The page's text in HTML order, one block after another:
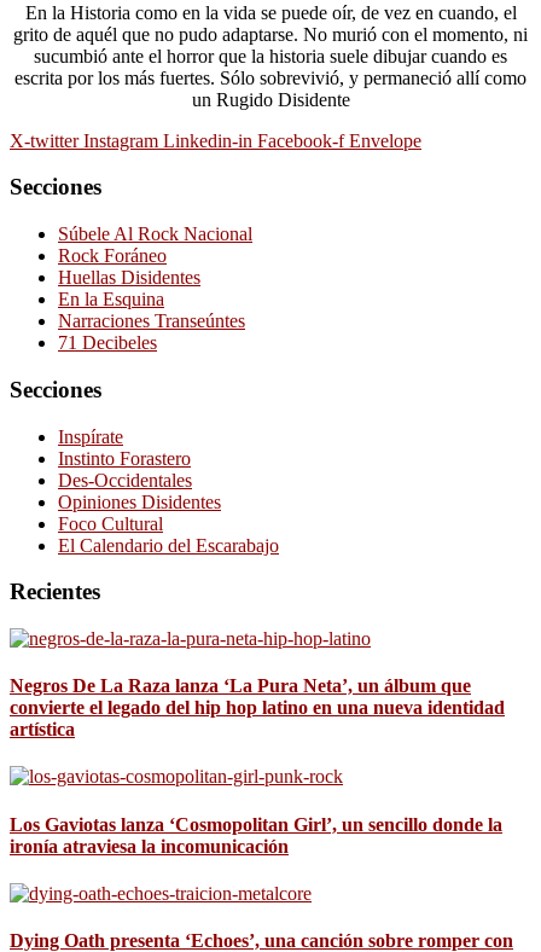
En la Historia como en la vida se puede oír, de vez en cuando, el
grito de aquél que no pudo adaptarse. No murió con el momento, ni
sucumbió ante el horror que la historia suele dibujar cuando es
escrita por los más fuertes. Sólo sobrevivió, y permaneció allí como
un Rugido Disidente
X-twitter Instagram Linkedin-in Facebook-f Envelope
Secciones
Súbele Al Rock Nacional
Rock Foráneo
Huellas Disidentes
En la Esquina
Narraciones Transeúntes
71 Decibeles
Secciones
Inspírate
Instinto Forastero
Des-Occidentales
Opiniones Disidentes
Foco Cultural
El Calendario del Escarabajo
Recientes
Negros De La Raza lanza ‘La Pura Neta’, un álbum que
convierte el legado del hip hop latino en una nueva identidad
artística
Los Gaviotas lanza ‘Cosmopolitan Girl’, un sencillo donde la
ironía atraviesa la incomunicación
Dying Oath presenta ‘Echoes’, una canción sobre romper con